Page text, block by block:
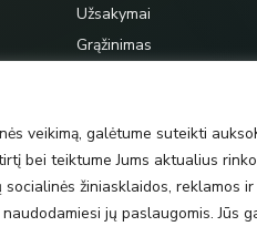
veikimą, galėtume suteikti
bei teiktume Jums aktualius
žiniasklaidos, reklamos
jų paslaugomis. Jūs
Užsakymai
Grąžinimas